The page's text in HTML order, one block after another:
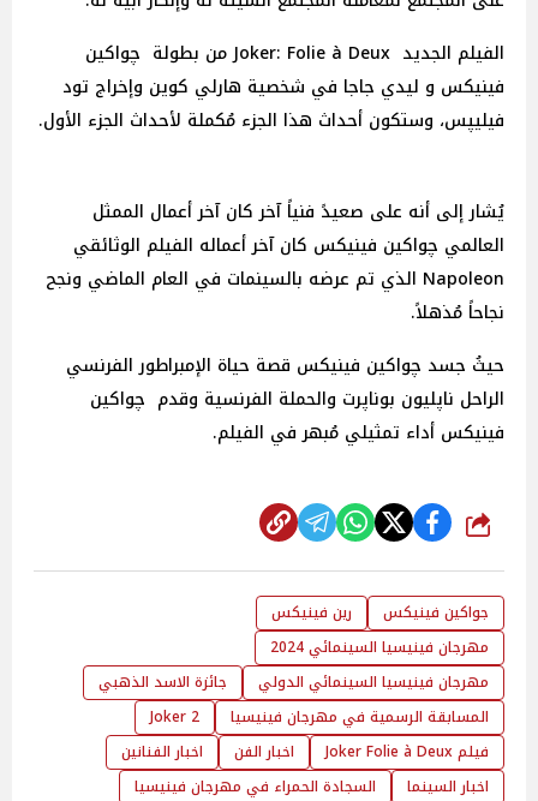
الفيلم الجديد Joker: Folie à Deux من بطولة چواكين
فينيكس و ليدي جاجا في شخصية هارلي كوين وإخراج تود
فيليپس، وستكون أحداث هذا الجزء مُكملة لأحداث الجزء الأول.
يُشار إلى أنه على صعيدً فنياً آخر كان آخر أعمال الممثل
العالمي چواكين فينيكس كان آخر أعماله الفيلم الوثائقي
Napoleon الذي تم عرضه بالسينمات في العام الماضي ونجح
نجاحاً مُذهلاً.
حيثُ جسد چواكين فينيكس قصة حياة الإمبراطور الفرنسي
الراحل ناپليون بوناپرت والحملة الفرنسية وقدم چواكين
فينيكس أداء تمثيلي مُبهر في الفيلم.
شارك
جواكين فينيكس
رين فينيكس
مهرجان فينيسيا السينمائي 2024
مهرجان فينيسيا السينمائي الدولي
جائزة الاسد الذهبي
المسابقة الرسمية في مهرجان فينيسيا
Joker 2
فيلم Joker Folie à Deux
اخبار الفن
اخبار الفنانين
اخبار السينما
السجادة الحمراء في مهرجان فينيسيا